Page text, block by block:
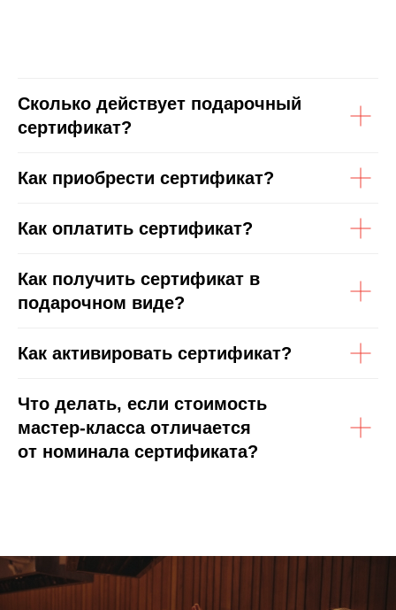
Сколько действует подарочный
сертификат?
Как приобрести сертификат?
Как оплатить сертификат?
Как получить сертификат в
подарочном виде?
Как активировать сертификат?
Что делать, если стоимость
мастер-класса отличается
от номинала сертификата?